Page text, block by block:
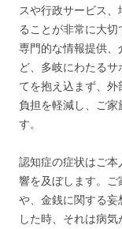
スや行政サービス
ることが非常に大切
専門的な情報提供
ど、多岐にわたる
てを抱え込まず、
負担を軽減し、ご
す。
認知症の症状はご
響を及ぼします。
や、金銭に関する
した時、それは病